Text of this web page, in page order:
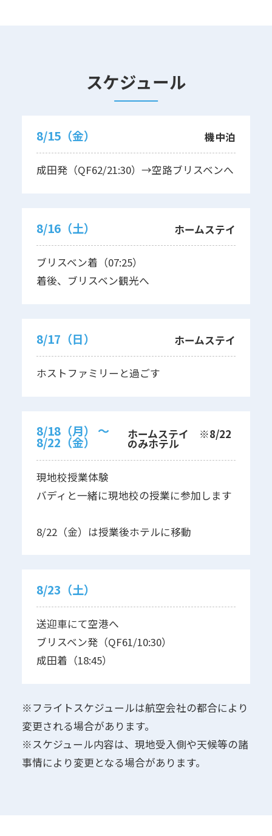
スケジュール
8/15（金） 機中泊
成田発（QF62/21:30）→空路ブリスベンへ
8/16（土） ホームステイ
ブリスベン着（07:25）
着後、ブリスベン観光へ
8/17（日） ホームステイ
ホストファミリーと過ごす
8/18（月） 〜
8/22（金） ホームステイ ※8/22
のみホテル
現地校授業体験
バディと一緒に現地校の授業に参加します
8/22（金）は授業後ホテルに移動
8/23（土）
送迎車にて空港へ
ブリスベン発（QF61/10:30）
成田着（18:45）
※フライトスケジュールは航空会社の都合により
変更される場合があります。
※スケジュール内容は、現地受入側や天候等の諸
事情により変更となる場合があります。